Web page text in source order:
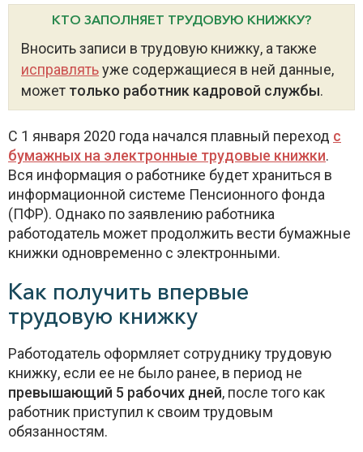
КТО ЗАПОЛНЯЕТ ТРУДОВУЮ КНИЖКУ?
Вносить записи в трудовую книжку, а также
исправлятьуже содержащиеся в ней данные,
может только работник кадровой службы.
С 1 января 2020 года начался плавный переход с
бумажных на электронные трудовые книжки.
Вся информация о работнике будет храниться в
информационной системе Пенсионного фонда
(ПФР). Однако по заявлению работника
работодатель может продолжить вести бумажные
книжки одновременно с электронными.
Как получить впервые
трудовую книжку
Работодатель оформляет сотруднику трудовую
книжку, если ее не было ранее, в период не
превышающий 5 рабочих дней, после того как
работник приступил к своим трудовым
обязанностям.